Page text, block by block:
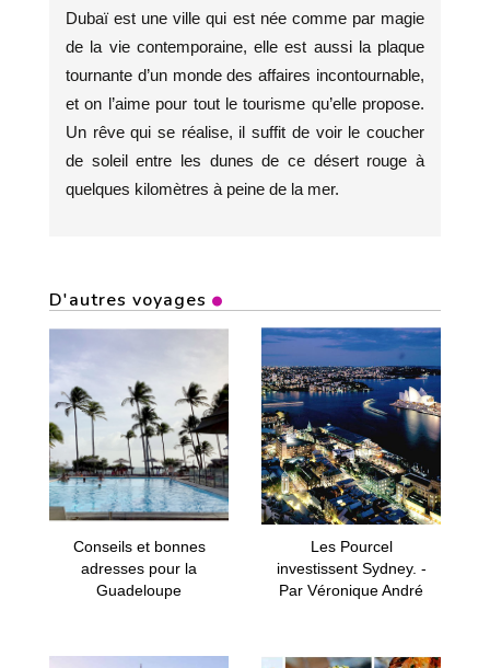
Dubaï est une ville qui est née comme par magie
de la vie contemporaine, elle est aussi la plaque
tournante d’un monde des affaires incontournable,
et on l’aime pour tout le tourisme qu’elle propose.
Un rêve qui se réalise, il suffit de voir le coucher
de soleil entre les dunes de ce désert rouge à
quelques kilomètres à peine de la mer.
D'autres voyages
Conseils et bonnes
adresses pour la
Guadeloupe
Les Pourcel
investissent Sydney. -
Par Véronique André